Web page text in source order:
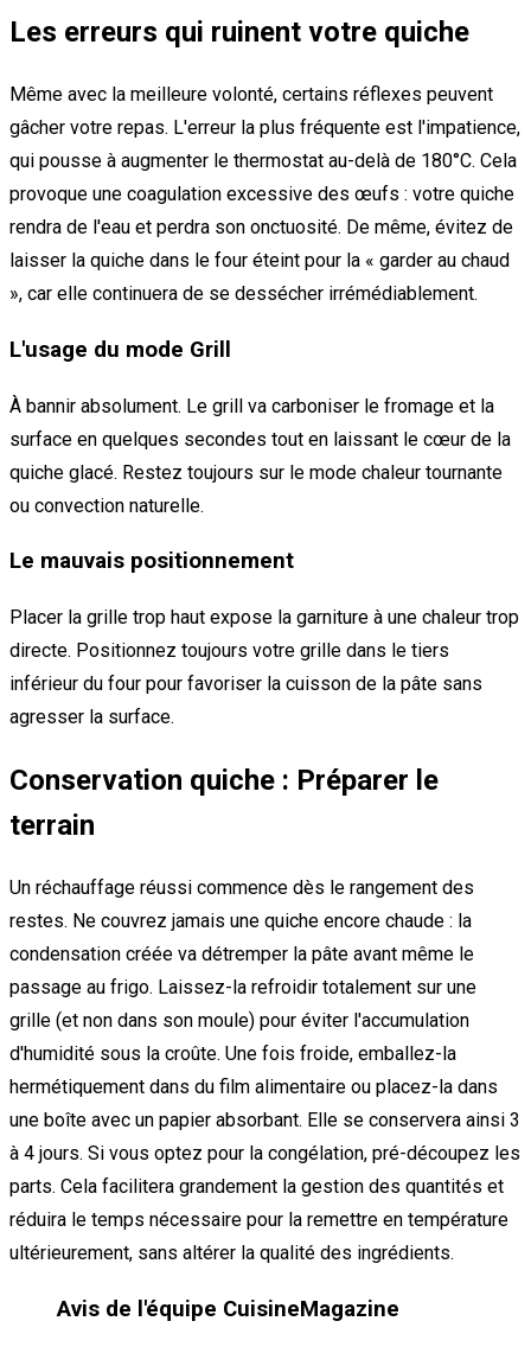
Les erreurs qui ruinent votre quiche
Même avec la meilleure volonté, certains réflexes peuvent
gâcher votre repas. L'erreur la plus fréquente est l'impatience,
qui pousse à augmenter le thermostat au-delà de 180°C. Cela
provoque une coagulation excessive des œufs : votre quiche
rendra de l'eau et perdra son onctuosité. De même, évitez de
laisser la quiche dans le four éteint pour la « garder au chaud
», car elle continuera de se dessécher irrémédiablement.
L'usage du mode Grill
À bannir absolument. Le grill va carboniser le fromage et la
surface en quelques secondes tout en laissant le cœur de la
quiche glacé. Restez toujours sur le mode chaleur tournante
ou convection naturelle.
Le mauvais positionnement
Placer la grille trop haut expose la garniture à une chaleur trop
directe. Positionnez toujours votre grille dans le tiers
inférieur du four pour favoriser la cuisson de la pâte sans
agresser la surface.
Conservation quiche : Préparer le
terrain
Un réchauffage réussi commence dès le rangement des
restes. Ne couvrez jamais une quiche encore chaude : la
condensation créée va détremper la pâte avant même le
passage au frigo. Laissez-la refroidir totalement sur une
grille (et non dans son moule) pour éviter l'accumulation
d'humidité sous la croûte. Une fois froide, emballez-la
hermétiquement dans du film alimentaire ou placez-la dans
une boîte avec un papier absorbant. Elle se conservera ainsi 3
à 4 jours. Si vous optez pour la congélation, pré-découpez les
parts. Cela facilitera grandement la gestion des quantités et
réduira le temps nécessaire pour la remettre en température
ultérieurement, sans altérer la qualité des ingrédients.
Avis de l'équipe CuisineMagazine